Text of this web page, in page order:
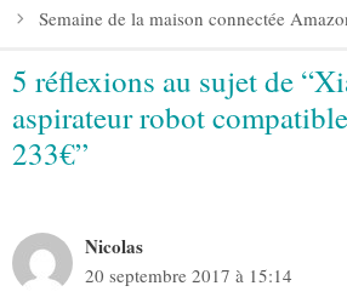
Semaine de la maison connectée
5 réflexions au sujet de
aspirateur robot
233€”
Nicolas
20 septembre 2017 à 15:14